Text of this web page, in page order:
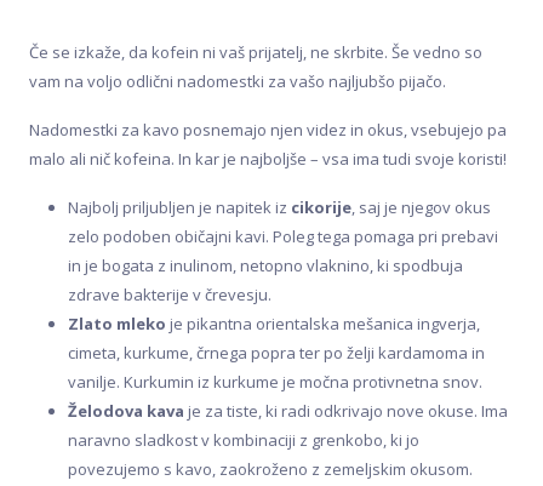
Če se izkaže, da kofein ni vaš prijatelj, ne skrbite. Še vedno so
vam na voljo odlični nadomestki za vašo najljubšo pijačo.
Nadomestki za kavo posnemajo njen videz in okus, vsebujejo pa
malo ali nič kofeina. In kar je najboljše – vsa ima tudi svoje koristi!
Najbolj priljubljen je napitek iz cikorije, saj je njegov okus
zelo podoben običajni kavi. Poleg tega pomaga pri prebavi
in je bogata z inulinom, netopno vlaknino, ki spodbuja
zdrave bakterije v črevesju.
Zlato mleko je pikantna orientalska mešanica ingverja,
cimeta, kurkume, črnega popra ter po želji kardamoma in
vanilje. Kurkumin iz kurkume je močna protivnetna snov.
Želodova kava je za tiste, ki radi odkrivajo nove okuse. Ima
naravno sladkost v kombinaciji z grenkobo, ki jo
povezujemo s kavo, zaokroženo z zemeljskim okusom.